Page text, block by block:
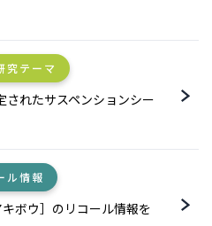
究テーマ
されたサスペンションシー
ル情報
ボウ］のリコール情報を